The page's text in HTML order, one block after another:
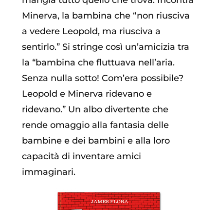
Minerva, la bambina che “non riusciva
a vedere Leopold, ma riusciva a
sentirlo.” Si stringe così un’amicizia tra
la “bambina che fluttuava nell’aria.
Senza nulla sotto! Com’era possibile?
Leopold e Minerva ridevano e
ridevano.” Un albo divertente che
rende omaggio alla fantasia delle
bambine e dei bambini e alla loro
capacità di inventare amici
immaginari.